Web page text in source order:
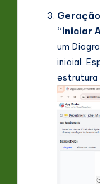
“Iniciar
um
inicial.
estrutura